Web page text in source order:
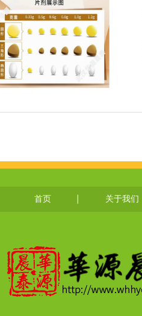
首页 关于我们